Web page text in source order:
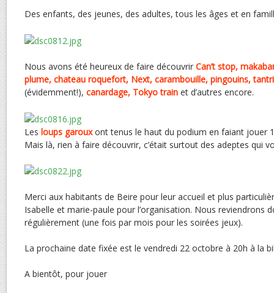
Des enfants, des jeunes, des adultes, tous les âges et en
Nous avons été heureux de faire découvrir Can’t stop,
plume, chateau roquefort, Next, carambouille, pingouins,
(évidemment!), canardage, Tokyo train et d’autres encore.
Les loups garouxont tenus le haut du podium en faiant jouer
Mais là, rien à faire découvrir, c’était surtout des adeptes qui
Merci aux habitants de Beire pour leur accueil et plus
Isabelle et marie-paule pour l’organisation. Nous reviendrons
régulièrement (une fois par mois pour les soirées jeux).
La prochaine date fixée est le vendredi 22 octobre à 20h à la
A bientôt, pour jouer